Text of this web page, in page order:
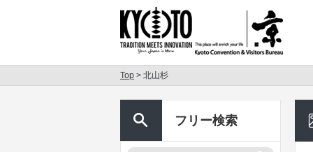
Top > 北山杉
フリー検索